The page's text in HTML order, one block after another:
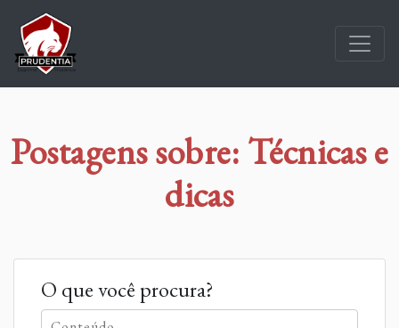
Postagens sobre: Técnicas e
dicas
O que você procura?